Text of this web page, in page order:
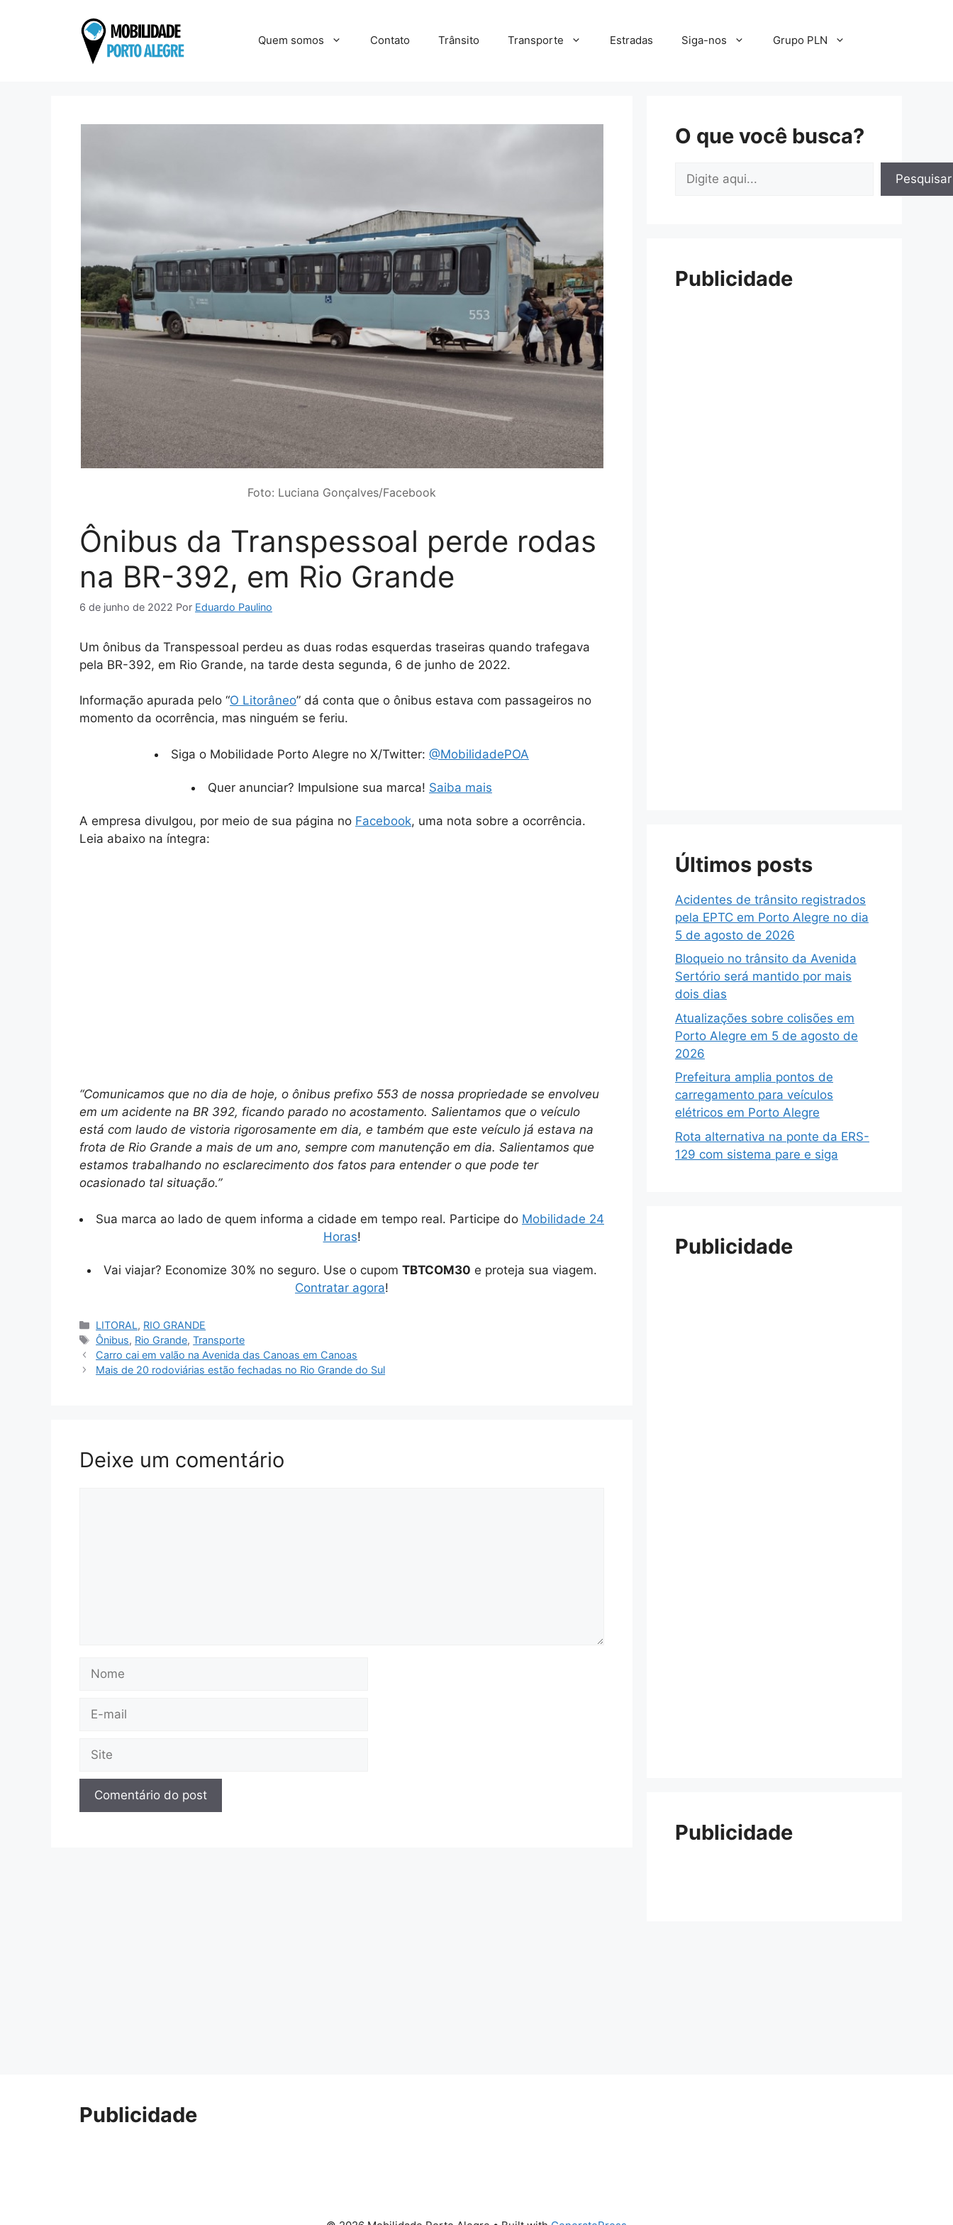
Quem somos Contato Trânsito Transporte Estradas Siga-nos Grupo PLN
Foto: Luciana Gonçalves/Facebook
Ônibus da Transpessoal perde rodas
na BR-392, em Rio Grande
6 de junho de 2022 Por Eduardo Paulino
Um ônibus da Transpessoal perdeu as duas rodas esquerdas traseiras quando trafegava
pela BR-392, em Rio Grande, na tarde desta segunda, 6 de junho de 2022.
Informação apurada pelo “O Litorâneo” dá conta que o ônibus estava com passageiros no
momento da ocorrência, mas ninguém se feriu.
Siga o Mobilidade Porto Alegre no X/Twitter: @MobilidadePOA
Quer anunciar? Impulsione sua marca! Saiba mais
A empresa divulgou, por meio de sua página no Facebook, uma nota sobre a ocorrência.
Leia abaixo na íntegra:
“Comunicamos que no dia de hoje, o ônibus prefixo 553 de nossa propriedade se envolveu
em um acidente na BR 392, ficando parado no acostamento. Salientamos que o veículo
está com laudo de vistoria rigorosamente em dia, e também que este veículo já estava na
frota de Rio Grande a mais de um ano, sempre com manutenção em dia. Salientamos que
estamos trabalhando no esclarecimento dos fatos para entender o que pode ter
ocasionado tal situação.”
Sua marca ao lado de quem informa a cidade em tempo real. Participe do Mobilidade 24
Horas!
Vai viajar? Economize 30% no seguro. Use o cupom TBTCOM30 e proteja sua viagem.
Contratar agora!
Categorias
LITORAL, RIO GRANDE
Tags
Ônibus, Rio Grande,Transporte
Carro cai em valão na Avenida das Canoas em Canoas
Mais de 20 rodoviárias estão fechadas no Rio Grande do Sul
Deixe um comentário
mail
O que você busca?
Pesquisar
Publicidade
Últimos posts
Acidentes de trânsito registrados
pela EPTC em Porto Alegre no dia
5 de agosto de 2026
Bloqueio no trânsito da Avenida
Sertório será mantido por mais
dois dias
Atualizações sobre colisões em
Porto Alegre em 5 de agosto de
2026
Prefeitura amplia pontos de
carregamento para veículos
elétricos em Porto Alegre
Rota alternativa na ponte da ERS-
129 com sistema pare e siga
Publicidade
Publicidade
Publicidade